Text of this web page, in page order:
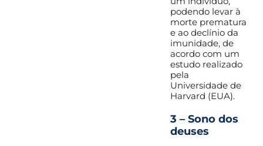
podendo levar à
morte prematura
e ao declínio da
imunidade, de
acordo com um
estudo realizado
pela
Universidade de
Harvard (EUA).
3 – Sono dos
deuses